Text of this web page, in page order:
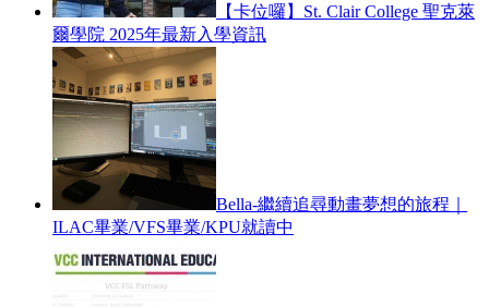
【卡位囉】St. Clair College 聖克萊
爾學院 2025年最新入學資訊
Bella-繼續追尋動畫夢想的旅程｜
ILAC畢業/VFS畢業/KPU就讀中